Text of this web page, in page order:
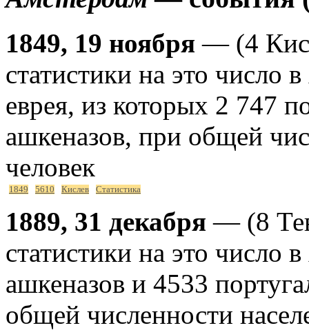
1849, 19 ноября — (4
статистики на это число
еврея, из которых 2 747
ашкеназов, при общей
человек
1849 5610 Кислев Статистика
1889, 31 декабря — (8
статистики на это число
ашкеназов и 4533
общей численности